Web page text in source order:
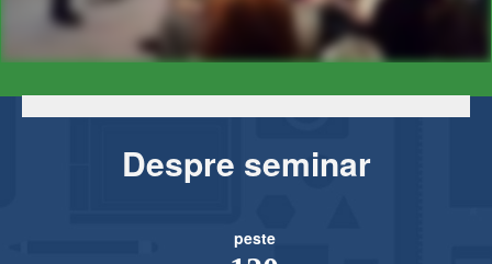
Despre seminar
peste